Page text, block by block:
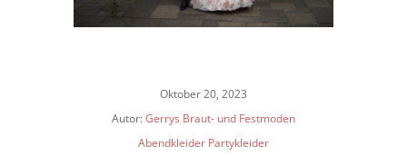
Oktober 20, 2023
Autor:Gerrys Braut- und Festmoden
Abendkleider Partykleider